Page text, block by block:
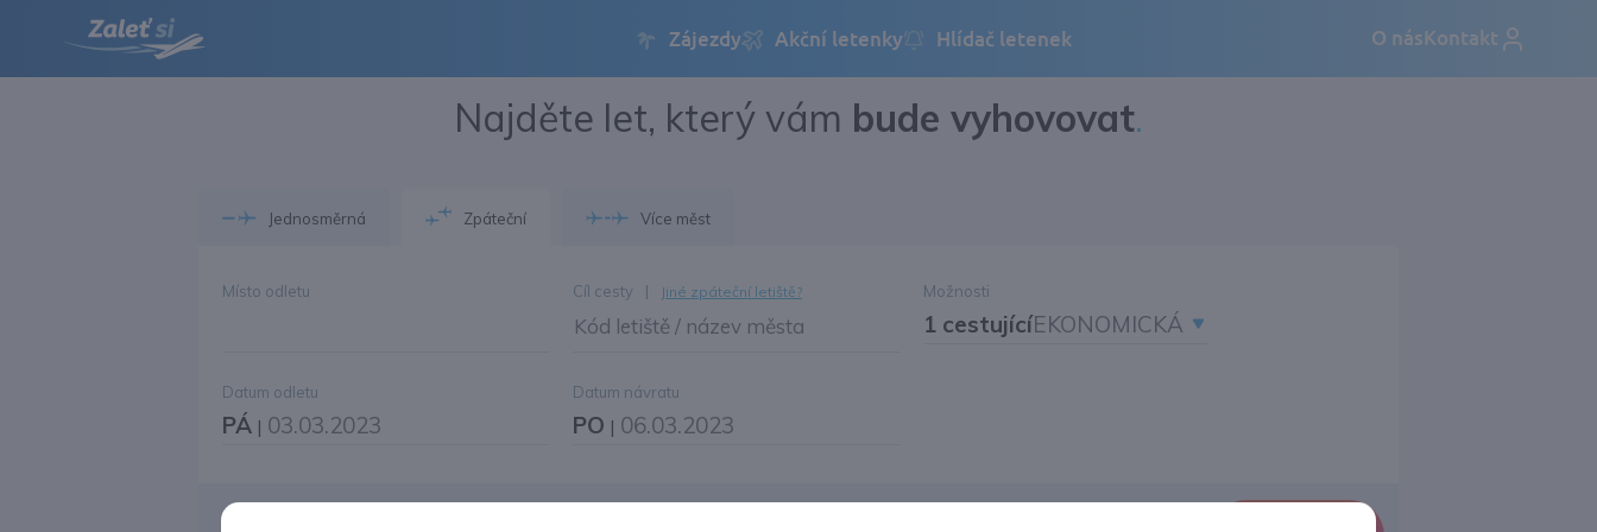
Najděte let, který vám bude vyhovovat.
Jednosměrná Zpáteční Více měst
Místo odletu Cíl cesty | Jiné zpáteční letiště?
Kód letiště / název města
Datum odletu
PÁ | 03.03.2023
Datum návratu
PO | 06.03.2023
Možnosti
1 cestujícíEKONOMICKÁ